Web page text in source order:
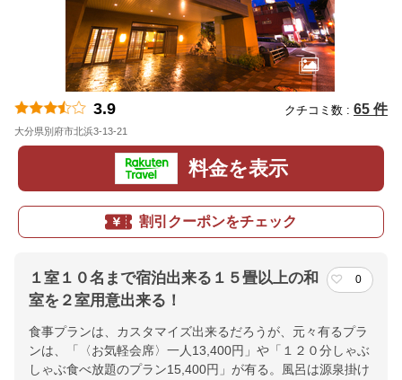
3.9 クチコミ数 : 65 件
大分県別府市北浜3-13-21
料金を表示
割引クーポンをチェック
１室１０名まで宿泊出来る１５畳以上の和
室を２室用意出来る！
0
食事プランは、カスタマイズ出来るだろうが、元々有るプラ
ンは、「〈お気軽会席〉一人13,400円」や「１２０分しゃぶ
しゃぶ食べ放題のプラン15,400円」が有る。風呂は源泉掛け